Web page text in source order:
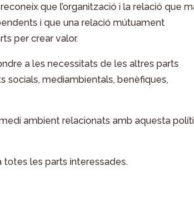
que l’organització i la relació que
i que una relació mútuament
per crear valor.
a les necessitats de les altres parts
socials, mediambientals, benèfiques,
ambient relacionats amb aquesta
les parts interessades.